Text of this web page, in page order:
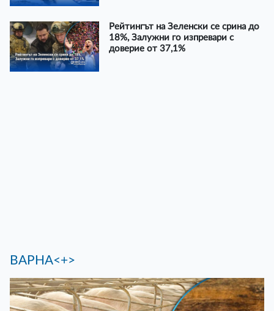
Рейтингът на Зеленски се срина до
18%, Залужни го изпревари с
доверие от 37,1%
ВАРНА<+>